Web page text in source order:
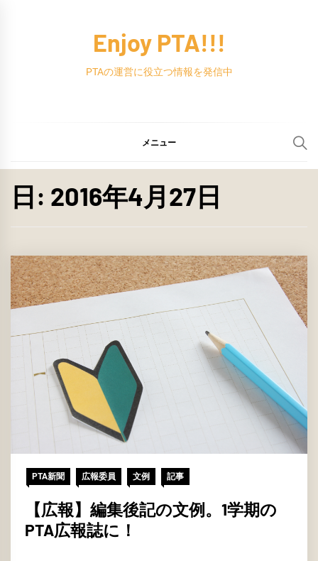
Enjoy PTA!!!
PTAの運営に役立つ情報を発信中
メニュー
日: 2016年4月27日
PTA新聞 広報委員 文例 記事
【広報】編集後記の文例。1学期の
PTA広報誌に！